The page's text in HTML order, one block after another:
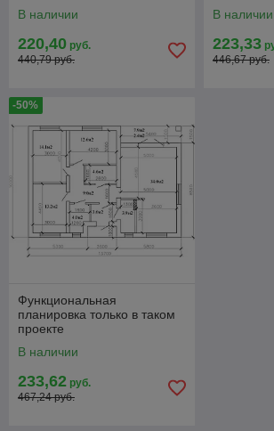
В наличии
220,40 руб.
440,79 руб.
В наличии
223,33
446,67 руб.
-50%
Функциональная
планировка только в таком
проекте
В наличии
233,62 руб.
467,24 руб.